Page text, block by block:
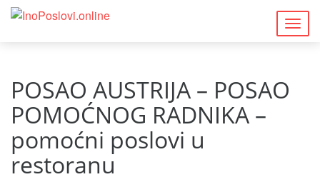
POSAO AUSTRIJA – POSAO
POMOĆNOG RADNIKA –
pomoćni poslovi u
restoranu